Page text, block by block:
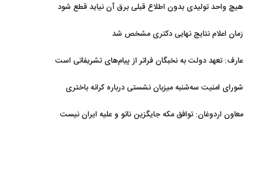
هیچ واحد تولیدی بدون اطلاع قبلی برق آن نیاید قطع شود
زمان اعلام نتایج نهایی دکتری مشخص شد
عارف: تعهد دولت به نخبگان فراتر از پیام‎‌های تشریفاتی است
شورای امنیت سه‌شنبه میزبان نشستی درباره کرانه باختری
معاون اردوغان: توافق مکه جایگزین ناتو و علیه ایران نیست